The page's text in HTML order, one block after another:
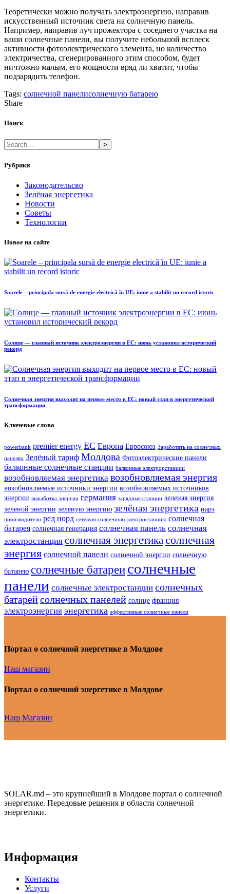
Теоретически можно получать электроэнергию, направив
искусственный источник света на солнечную панель.
Например, направив луч прожектора с соседнего участка на
ваши солнечные панели, вы получите небольшой всплеск
активности фотоэлектрического элемента, но количество
электричества, сгенерированного этим способом, будет
ничтожно малым, его мощности вряд ли хватит, чтобы
подзарядить телефон.
Tags: солнечной панелисолнечную батарею
Share
Поиск
>
Рубрики
Законодательсво
Зелёная энергетика
Новости
Советы
Технологии
Новое на сайте
Soarele – principala sursă de energie electrică în UE: iunie a stabilit un record istoric
Солнце — главный источник электроэнергии в ЕС: июнь установил исторический
рекорд
Солнечная энергия выходит на первое место в ЕС: новый этап в энергетической
трансформации
Ключевые слова
powerbank premier energy ЕС Европа Евросоюз Заработать на солнечных
панелях Зелёный тариф Молдова Фотоэлектрические панели
балконные солнечные станции балконные электрорстанции
возобновляемая энергетика возобновляемая энергия
возобновляемые источники энергии возобновляемых источников
энергии выработка энергии германия зарядные станции зеленая энергия
зеленой энергии зеленую энергию зелёная энергетика нарэ
производители ред норд сетевую солнечную электростанцию солнечная
батарея солнечная генерация солнечная панель солнечная
электростанция солнечная энергетикасолнечная
энергия солнечной панели солнечной энергии солнечную
батарею солнечные батареисолнечные
панели солнечные электростанции солнечных
батарейсолнечных панелей солнце франция
электроэнергия энергетика эффективные солнечные панели
Портал о солнечной энергетике в Молдове
Наш магазин
Портал о солнечной энергетике в Молдове
Наш Магазин
SOLAR.md – это крупнейший в Молдове портал о солнечной
энергетике. Передовые решения в области солнечной
энергетики.
Информация
Контакты
Услуги